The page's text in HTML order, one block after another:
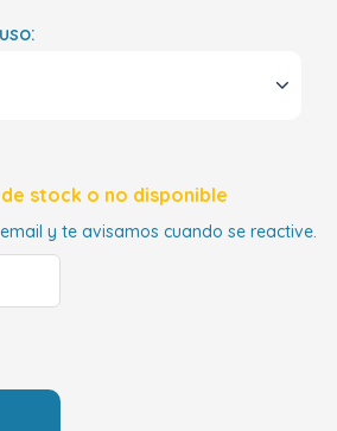
stock o no disponible
y te avisamos cuando se reactive.